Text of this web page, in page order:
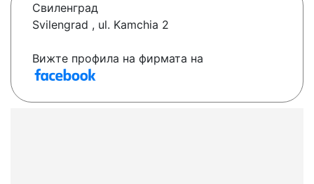
Свиленград
Svilengrad , ul. Kamchia 2
Вижте профила на фирмата на